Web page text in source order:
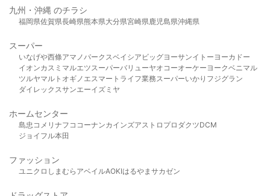
九州・沖縄 のチラシ
福岡県佐賀県長崎県熊本県大分県宮崎県鹿児島県沖縄県
スーパー
いなげや西條アマノパークスベイシア ビッグヨーサンイトーヨーカドー
イオンカスミ マルエツスーパーバリューヤオコーオーケー ヨークベニマル
ツルヤマルト オギノ エスマート ライフ業務スーパーいかり フジグラン
ダイレックスサンエーイズミヤ
ホームセンター
島忠 コメリ ナフコ コーナンカインズアストロプロダクツDCM
ジョイフル本田
ファッション
ユニクロ しまむら アベイルAOKIはるやま サカゼン